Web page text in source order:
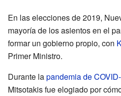
En las elecciones de 2019,
mayoría de los asientos en el
formar un gobierno propio, con
Primer Ministro.
Durante lapandemia de
Mitsotakis fue elogiado por